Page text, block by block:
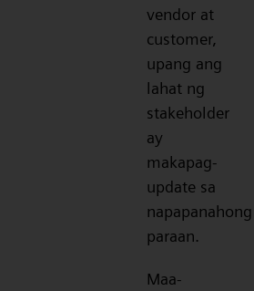
vendor at
customer,
upang ang
lahat ng
stakeholder
ay
makapag-
update sa
napapanahong
paraan.
Maa-